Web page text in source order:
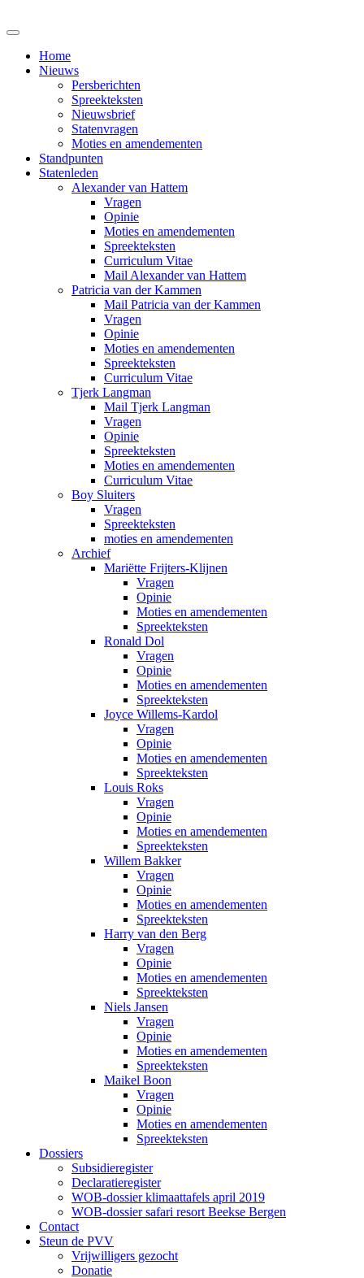
Home
Nieuws
Persberichten
Spreekteksten
Nieuwsbrief
Statenvragen
Moties en amendementen
Standpunten
Statenleden
Alexander van Hattem
Vragen
Opinie
Moties en amendementen
Spreekteksten
Curriculum Vitae
Mail Alexander van Hattem
Patricia van der Kammen
Mail Patricia van der Kammen
Vragen
Opinie
Moties en amendementen
Spreekteksten
Curriculum Vitae
Tjerk Langman
Mail Tjerk Langman
Vragen
Opinie
Spreekteksten
Moties en amendementen
Curriculum Vitae
Boy Sluiters
Vragen
Spreekteksten
moties en amendementen
Archief
Mariëtte Frijters-Klijnen
Vragen
Opinie
Moties en amendementen
Spreekteksten
Ronald Dol
Vragen
Opinie
Moties en amendementen
Spreekteksten
Joyce Willems-Kardol
Vragen
Opinie
Moties en amendementen
Spreekteksten
Louis Roks
Vragen
Opinie
Moties en amendementen
Spreekteksten
Willem Bakker
Vragen
Opinie
Moties en amendementen
Spreekteksten
Harry van den Berg
Vragen
Opinie
Moties en amendementen
Spreekteksten
Niels Jansen
Vragen
Opinie
Moties en amendementen
Spreekteksten
Maikel Boon
Vragen
Opinie
Moties en amendementen
Spreekteksten
Dossiers
Subsidieregister
Declaratieregister
WOB-dossier klimaattafels april 2019
WOB-dossier safari resort Beekse Bergen
Contact
Steun de PVV
Vrijwilligers gezocht
Donatie